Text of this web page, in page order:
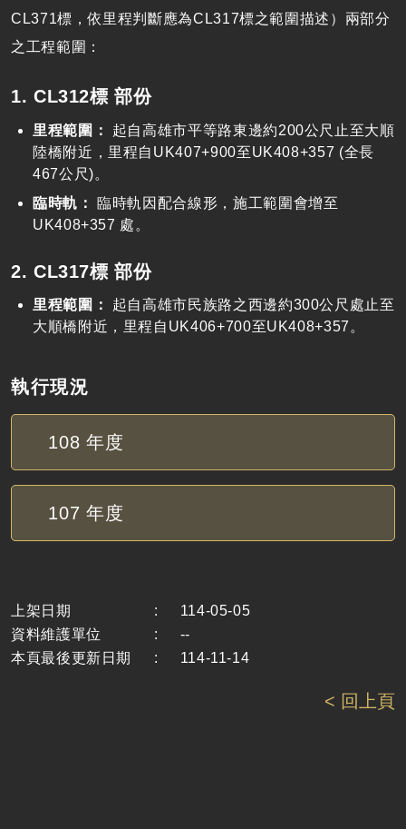
CL371標，依里程判斷應為CL317標之範圍描述）兩部分
之工程範圍：
1. CL312標 部份
里程範圍：
起自高雄市平等路東邊約200公尺止至大順
陸橋附近，里程自UK407+900至UK408+357 (全長
467公尺)。
臨時軌：
臨時軌因配合線形，施工範圍會增至
UK408+357 處。
2. CL317標 部份
里程範圍：
起自高雄市民族路之西邊約300公尺處止至
大順橋附近，里程自UK406+700至UK408+357。
執行現況
108 年度
107 年度
上架日期 :
114-05-05
資料維護單位
:
--
本頁最後更新日期
: 114-11-14
< 回上頁